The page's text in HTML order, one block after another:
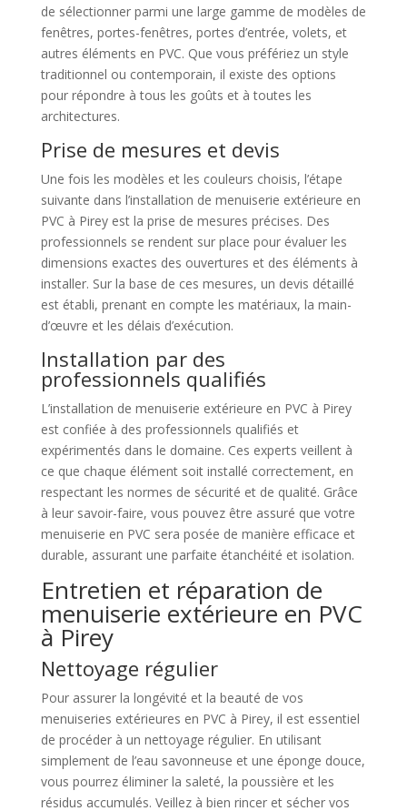
de sélectionner parmi une large gamme de modèles de
fenêtres, portes-fenêtres, portes d’entrée, volets, et
autres éléments en PVC. Que vous préfériez un style
traditionnel ou contemporain, il existe des options
pour répondre à tous les goûts et à toutes les
architectures.
Prise de mesures et devis
Une fois les modèles et les couleurs choisis, l’étape
suivante dans l’installation de menuiserie extérieure en
PVC à Pirey est la prise de mesures précises. Des
professionnels se rendent sur place pour évaluer les
dimensions exactes des ouvertures et des éléments à
installer. Sur la base de ces mesures, un devis détaillé
est établi, prenant en compte les matériaux, la main-
d’œuvre et les délais d’exécution.
Installation par des
professionnels qualifiés
L’installation de menuiserie extérieure en PVC à Pirey
est confiée à des professionnels qualifiés et
expérimentés dans le domaine. Ces experts veillent à
ce que chaque élément soit installé correctement, en
respectant les normes de sécurité et de qualité. Grâce
à leur savoir-faire, vous pouvez être assuré que votre
menuiserie en PVC sera posée de manière efficace et
durable, assurant une parfaite étanchéité et isolation.
Entretien et réparation de
menuiserie extérieure en PVC
à Pirey
Nettoyage régulier
Pour assurer la longévité et la beauté de vos
menuiseries extérieures en PVC à Pirey, il est essentiel
de procéder à un nettoyage régulier. En utilisant
simplement de l’eau savonneuse et une éponge douce,
vous pourrez éliminer la saleté, la poussière et les
résidus accumulés. Veillez à bien rincer et sécher vos